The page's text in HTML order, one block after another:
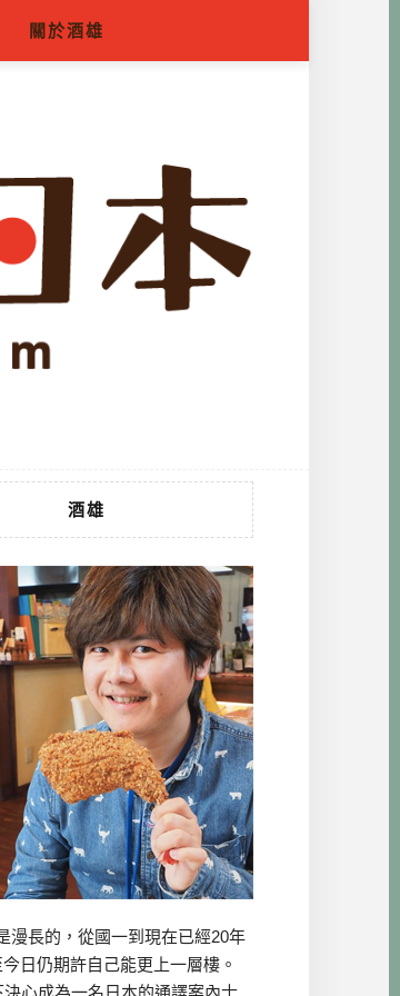
關於酒雄
酒雄
漫長的，從國一到現在已經20年
日仍期許自己能更上一層樓。
決心成為一名日本的通譯案內士